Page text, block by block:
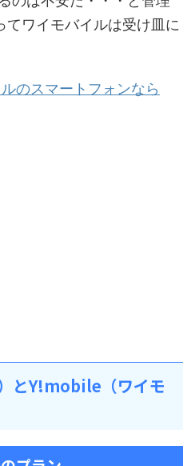
てワイモバイルは受け皿に
のスマートフォンなら
とY!mobile（ワイモ